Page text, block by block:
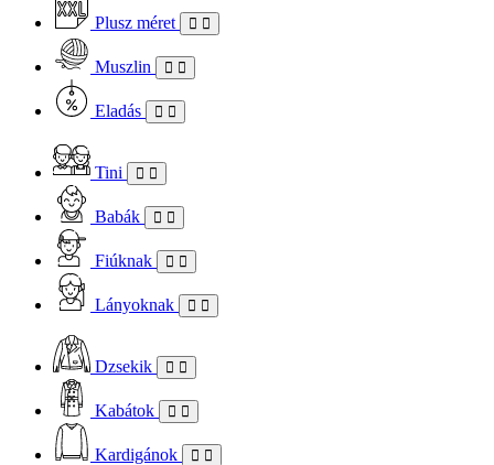
Plusz méret
Muszlin
Eladás
Tini
Babák
Fiúknak
Lányoknak
Dzsekik
Kabátok
Kardigánok